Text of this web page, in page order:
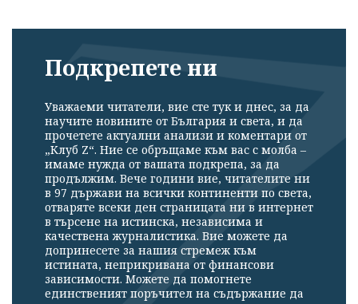
Подкрепете ни
Уважаеми читатели, вие сте тук и днес, за да
научите новините от България и света, и да
прочетете актуални анализи и коментари от
„Клуб Z“. Ние се обръщаме към вас с молба –
имаме нужда от вашата подкрепа, за да
продължим. Вече години вие, читателите ни
в 97 държави на всички континенти по света,
отваряте всеки ден страницата ни в интернет
в търсене на истинска, независима и
качествена журналистика. Вие можете да
допринесете за нашия стремеж към
истината, неприкривана от финансови
зависимости. Можете да помогнете
единственият поръчител на съдържание да